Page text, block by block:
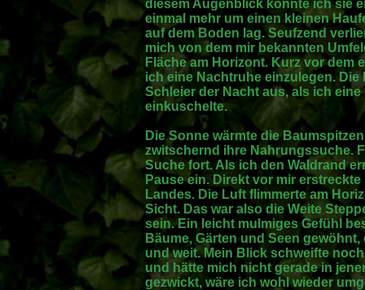
diesem Augenblick könnte ich sie
einmal mehr um einen kleinen
auf dem Boden lag. Seufzend
mich von dem mir bekannten
Fläche am Horizont. Kurz vor dem
ich eine Nachtruhe einzulegen.
Schleier der Nacht aus, als ich
einkuschelte.
Die Sonne wärmte die
zwitschernd ihre Nahrungssuche.
Suche fort. Als ich den Waldrand
Pause ein. Direkt vor mir
Landes. Die Luft flimmerte am
Sicht. Das war also die Weite
sein. Ein leicht mulmiges Gefühl
Bäume, Gärten und Seen
und weit. Mein Blick schweifte
und hätte mich nicht gerade in
gezwickt, wäre ich wohl wieder